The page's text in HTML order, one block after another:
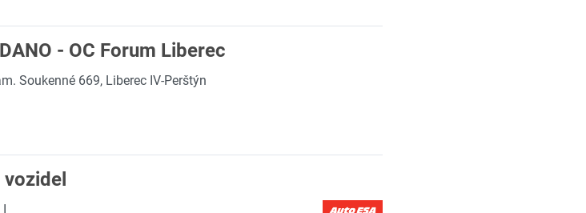
- OC Forum Liberec
Soukenné 669, Liberec IV-Perštýn